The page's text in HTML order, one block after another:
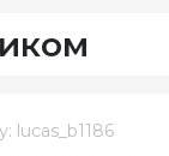
lucas_b1186